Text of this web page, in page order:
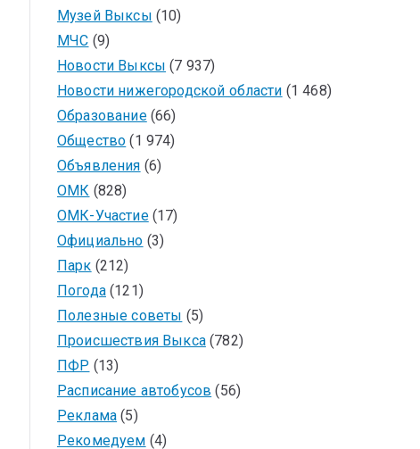
Музей Выксы (10)
МЧС (9)
Новости Выксы (7 937)
Новости нижегородской области (1 468)
Образование(66)
Общество (1 974)
Объявления (6)
ОМК (828)
ОМК-Участие(17)
Официально (3)
Парк (212)
Погода(121)
Полезные советы (5)
Происшествия Выкса(782)
ПФР (13)
Расписание автобусов (56)
Реклама (5)
Рекомедуем (4)